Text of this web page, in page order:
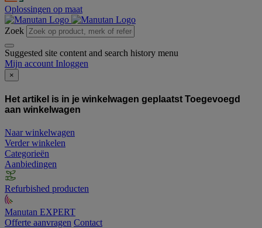
Oplossingen op maat
Zoek
Suggested site content and search history menu
Mijn account Inloggen
×
Het artikel is in je winkelwagen geplaatst Toegevoegd
aan winkelwagen
Naar winkelwagen
Verder winkelen
Categorieën
Aanbiedingen
Refurbished producten
Manutan EXPERT
Offerte aanvragen Contact